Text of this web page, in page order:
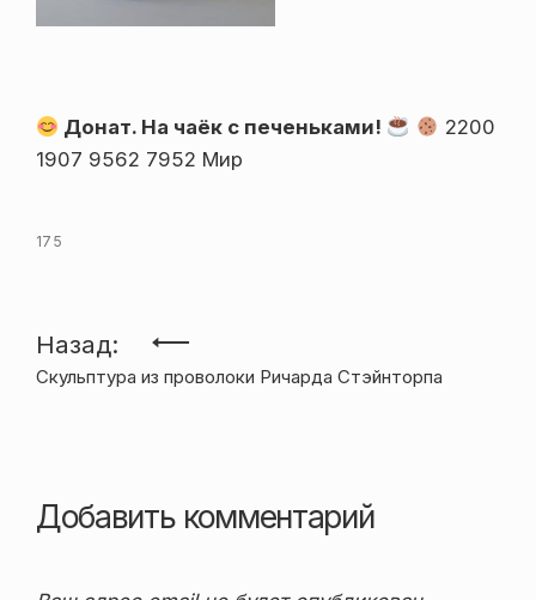
Донат. На чаёк с печеньками!
2200
1907 9562 7952 Мир
175
Навигация
по
Назад:
Скульптура из проволоки Ричарда Стэйнторпа
Добавить комментарий